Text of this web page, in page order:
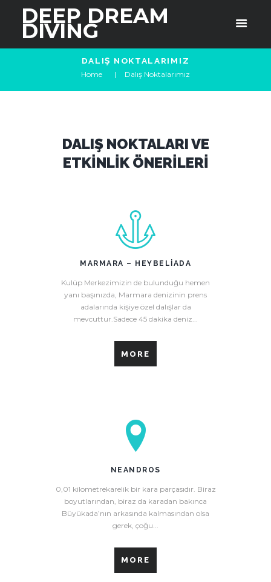
DEEP DREAM
DIVING
DALIŞ NOKTALARIMIZ
Home Dalış Noktalarımız
DALIŞ NOKTALARI VE
ETKINLIK ÖNERILERI
MARMARA – HEYBELIADA
Kulüp Merkezimizin de bulunduğu hemen
yanı başınızda, Marmara denizinin prens
adalarında kişiye özel dalışlar da
mevcuttur.Sadece 45 dakika deniz...
MORE
NEANDROS
0,01 kilometrekarelik bir kara parçasıdır. Biraz
boyutlarından, biraz da karadan bakınca
Büyükada’nın arkasında kalmasından olsa
gerek, çoğu...
MORE